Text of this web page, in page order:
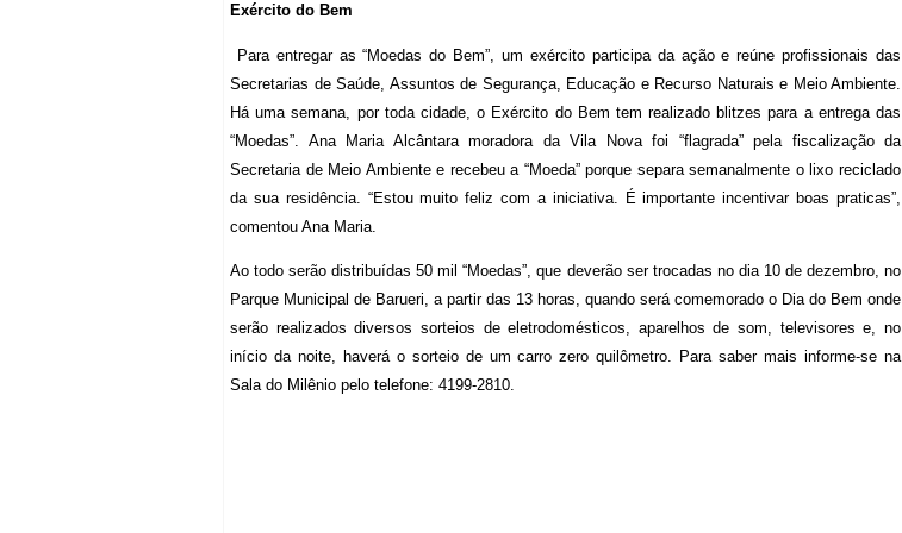
Exército do Bem
Para entregar as “Moedas do Bem”, um exército participa da ação e reúne profissionais das
Secretarias de Saúde, Assuntos de Segurança, Educação e Recurso Naturais e Meio Ambiente.
Há uma semana, por toda cidade, o Exército do Bem tem realizado blitzes para a entrega das
“Moedas”. Ana Maria Alcântara moradora da Vila Nova foi “flagrada” pela fiscalização da
Secretaria de Meio Ambiente e recebeu a “Moeda” porque separa semanalmente o lixo reciclado
da sua residência. “Estou muito feliz com a iniciativa. É importante incentivar boas praticas”,
comentou Ana Maria.
Ao todo serão distribuídas 50 mil “Moedas”, que deverão ser trocadas no dia 10 de dezembro, no
Parque Municipal de Barueri, a partir das 13 horas, quando será comemorado o Dia do Bem onde
serão realizados diversos sorteios de eletrodomésticos, aparelhos de som, televisores e, no
início da noite, haverá o sorteio de um carro zero quilômetro. Para saber mais informe-se na
Sala do Milênio pelo telefone: 4199-2810.